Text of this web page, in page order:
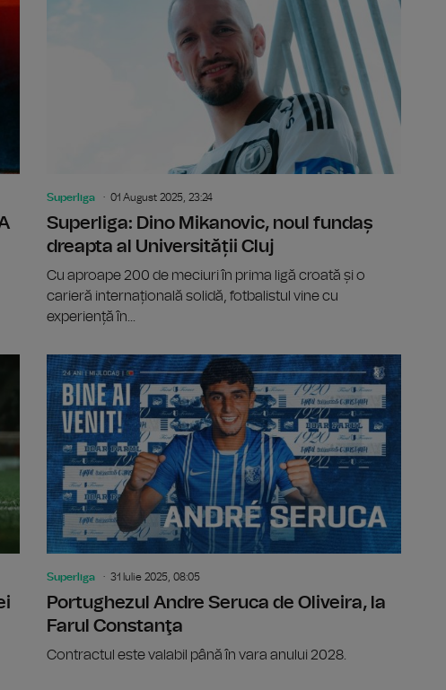
Superliga 01 August 2025, 23:24
Superliga: Dino Mikanovic, noul fundaș
dreapta al Universității Cluj
Cu aproape 200 de meciuri în prima ligă croată și o
carieră internațională solidă, fotbalistul vine cu
experiență în...
Superliga, etapa 4: Farul Constanţa - Metaloglobus, scor 2-1Superliga:
Superliga 31 Iulie 2025, 08:05
Portughezul Andre Seruca de Oliveira, la
Farul Constanţa
Contractul este valabil până în vara anului 2028.